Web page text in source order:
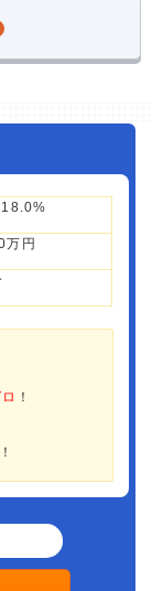
万円
！
！